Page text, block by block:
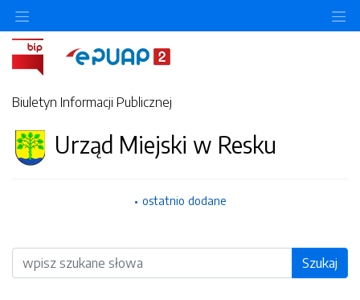
Biuletyn Informacji Publicznej
Urząd Miejski w Resku
ostatnio dodane
Wyszukiwarka Szukaj